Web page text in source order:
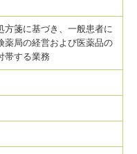
方箋に基づき、一般患者に
薬局の経営および医薬品の
帯する業務